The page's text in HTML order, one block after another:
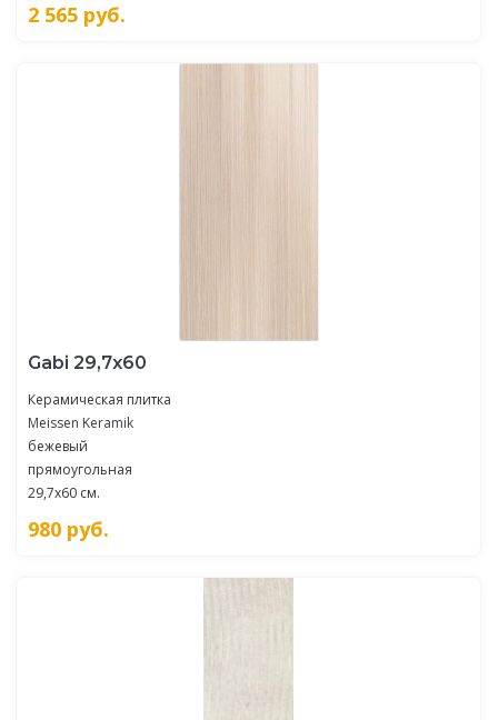
2 565 руб.
Gabi 29,7х60
Керамическая плитка
Meissen Keramik
бежевый
прямоугольная
29,7x60 см.
980 руб.